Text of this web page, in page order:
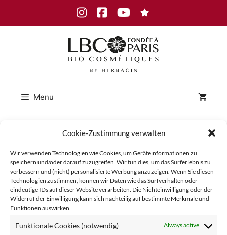
Cookie-Zustimmung verwalten
Wir verwenden Technologien wie Cookies, um Geräteinformationen zu
speichern und/oder darauf zuzugreifen. Wir tun dies, um das Surferlebnis zu
verbessern und (nicht) personalisierte Werbung anzuzeigen. Wenn Sie diesen
Technologien zustimmen, können wir Daten wie das Surfverhalten oder
eindeutige IDs auf dieser Website verarbeiten. Die Nichteinwilligung oder der
Widerruf der Einwilligung kann sich nachteilig auf bestimmte Merkmale und
Funktionen auswirken.
Funktionale Cookies (notwendig) Always active
InstagramFacebookYoutube
Menu
LBC_Lait
_Roses